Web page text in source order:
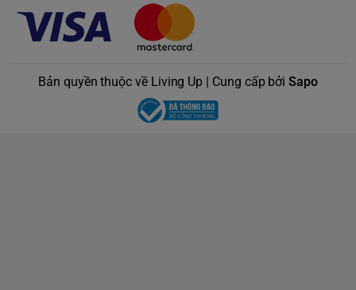
Bản quyền thuộc về Living Up | Cung cấp bởiSapo